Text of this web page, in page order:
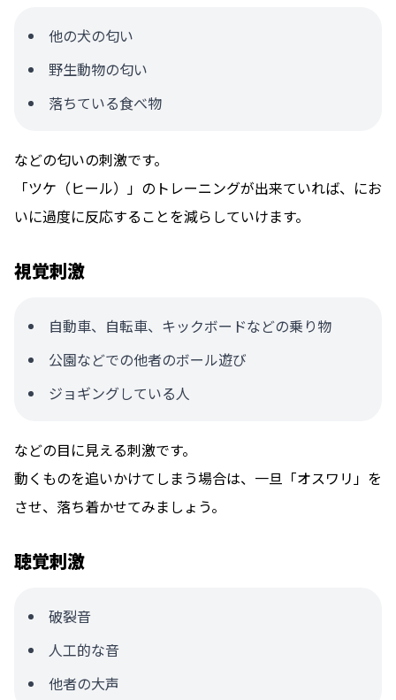
他の犬の匂い
野生動物の匂い
落ちている食べ物
などの匂いの刺激です。
「ツケ（ヒール）」のトレーニングが出来ていれば、にお
いに過度に反応することを減らしていけます。
視覚刺激
自動車、自転車、キックボードなどの乗り物
公園などでの他者のボール遊び
ジョギングしている人
などの目に見える刺激です。
動くものを追いかけてしまう場合は、一旦「オスワリ」を
させ、落ち着かせてみましょう。
聴覚刺激
破裂音
人工的な音
他者の大声